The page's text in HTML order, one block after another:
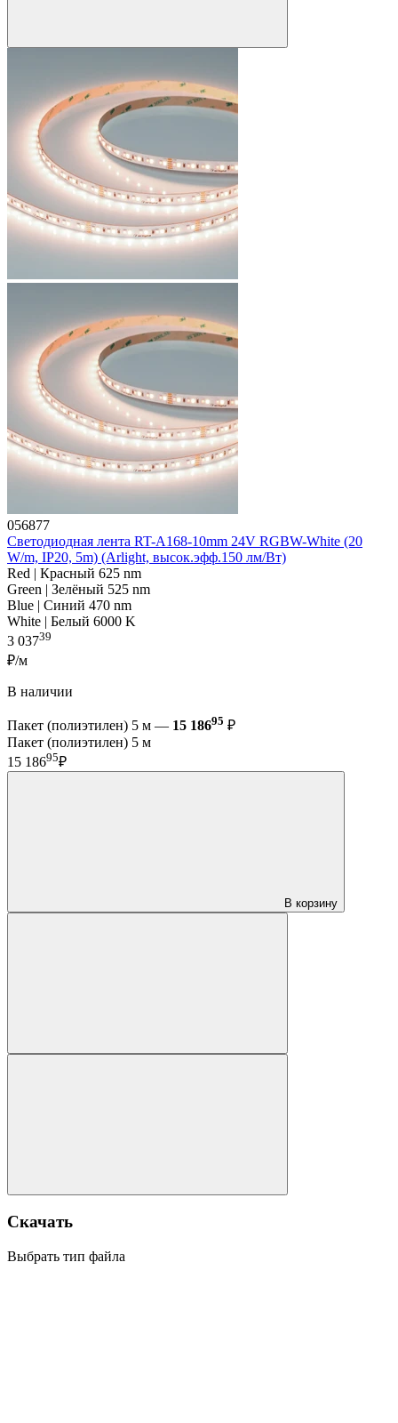
056877
Светодиодная лента RT-A168-10mm 24V RGBW-White (20
W/m, IP20, 5m) (Arlight, высок.эфф.150 лм/Вт)
Red | Красный 625 nm
Green | Зелёный 525 nm
Blue | Синий 470 nm
White | Белый 6000 K
3 03739
₽/м
В наличии
Пакет (полиэтилен) 5 м — 15 18695 ₽
Пакет (полиэтилен) 5 м
15 18695₽
В корзину
Скачать
Выбрать тип файла